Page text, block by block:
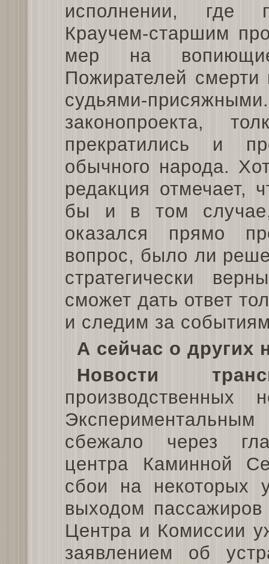
исполнении, где
Краучем-старшим
мер на
Пожирателей
судьями-
законопроекта,
прекратились и
обычного народа.
редакция отмечает,
бы и в том
оказался прямо
вопрос, было ли
стратегически
сможет дать ответ
и следим за
А сейчас о других
Новости
сбежало через
центра Каминной
сбои на некоторых
выходом
Центра и Комиссии
заявлением об